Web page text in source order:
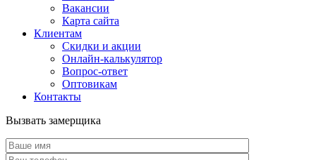
Вакансии
Карта сайта
Клиентам
Скидки и акции
Онлайн-калькулятор
Вопрос-ответ
Оптовикам
Контакты
Вызвать замерщика